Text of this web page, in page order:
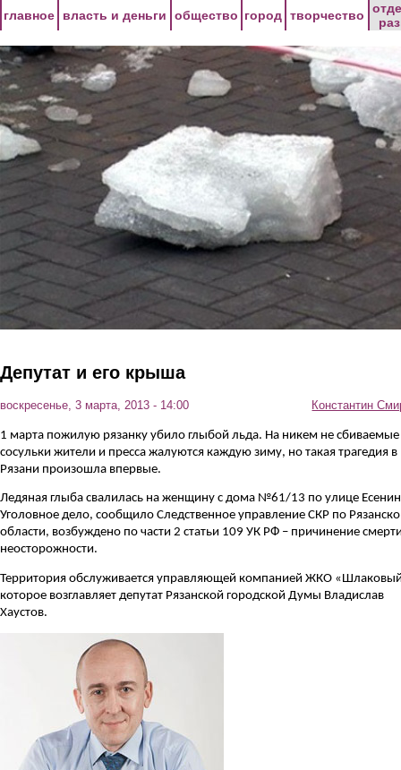
главное власть и деньги общество город творчество
Депутат и его крыша
воскресенье, 3 марта, 2013 - 14:00 Константин
1 марта пожилую рязанку убило глыбой льда. На никем не сбиваемые
сосульки жители и пресса жалуются каждую зиму, но такая трагедия в
Рязани произошла впервые.
Ледяная глыба свалилась на женщину с дома №61/13 по улице
Уголовное дело, сообщило Следственное управление СКР по
области, возбуждено по части 2 статьи 109 УК РФ – причинение
неосторожности.
Территория обслуживается управляющей компанией ЖКО
которое возглавляет депутат Рязанской городской Думы Владислав
Хаустов.